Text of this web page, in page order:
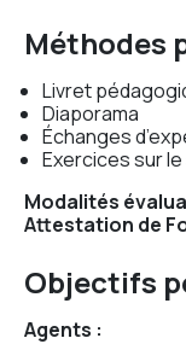
Méthodes
Livret
Diaporama
Échanges
Exercices sur
Modalités
Attestation de
Objectifs
Agents :